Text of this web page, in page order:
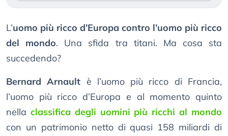
L’uomo più ricco d’Europa contro l’uomo più ricco
del mondo. Una sfida tra titani. Ma cosa sta
succedendo?
Bernard Arnault è l’uomo più ricco di Francia,
l’uomo più ricco d’Europa e al momento quinto
nella classifica degli uomini più ricchi al mondo
con un patrimonio netto di quasi 158 miliardi di